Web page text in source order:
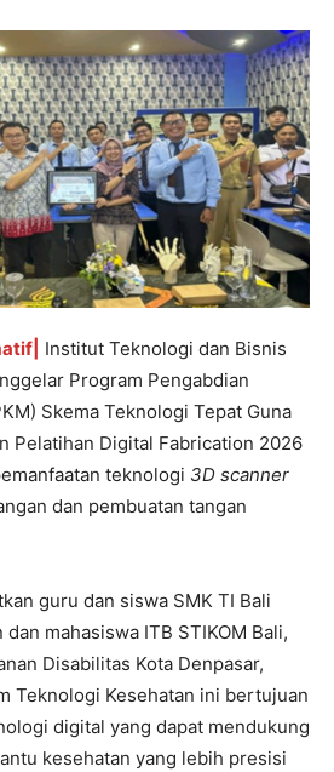
Institut Teknologi dan Bisnis
Program Pengabdian
Skema Teknologi Tepat Guna
Pelatihan Digital Fabrication 2026
teknologi 3D scanner
dan pembuatan tangan
guru dan siswa SMK TI Bali
mahasiswa ITB STIKOM Bali,
Disabilitas Kota Denpasar,
Teknologi Kesehatan ini bertujuan
digital yang dapat mendukung
kesehatan yang lebih presisi